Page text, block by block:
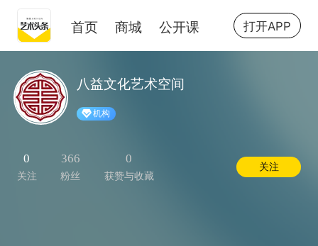
首页 商城 公开课 打开APP
八益文化艺术空间
机构
0
关注
366
粉丝
0
获赞与收藏
关注